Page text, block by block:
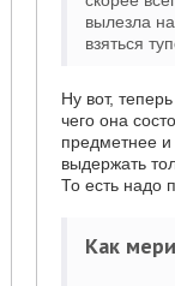
вылезла
взяться
Ну вот,
чего она
предметнее
выдержать
То есть надо
Как